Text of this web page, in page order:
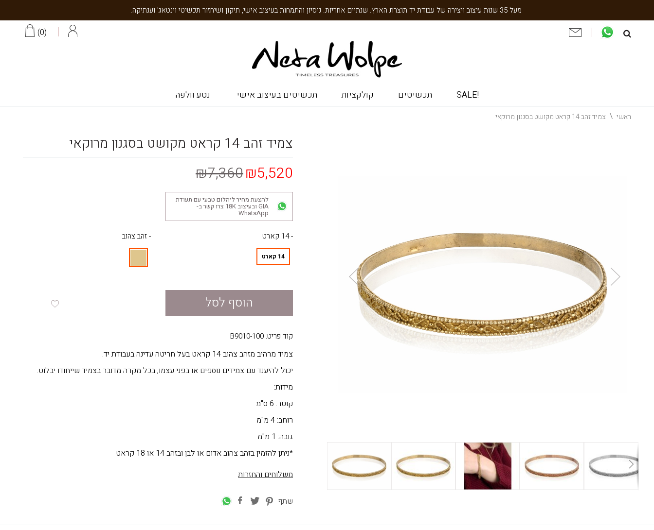
מעל 35 שנות עיצוב ויצירה של עבודת יד תוצרת הארץ. שנתיים אחריות. ניסיון והתמחות בעיצוב אישי, תיקון ושיחזור תכשיטי וינטאג' וענתיקה.
0
!SALE תכשיטים קולקציות תכשיטים בעיצוב אישי נטע וולפה
ראשי צמיד זהב 14 קראט מקושט בסגנון מרוקאי
צמיד זהב 14 קראט מקושט בסגנון מרוקאי
₪5,520
₪7,360
להצעת מחיר ליהלום טבעי עם תעודת
GIA ובעיצוב 18K צרו קשר ב-
WhatsApp
- 14 קארט
14 קארט
- זהב צהוב
הוסף לסל
קוד פריט: B9010-100
צמיד מרהיב מזהב צהוב 14 קראט בעל חריטה עדינה בעבודת יד.
יכול להיענד עם צמידים נוספים או בפני עצמו, בכל מקרה מדובר בצמיד שייחודו יבלוט.
מידות:
קוטר: 6 ס"מ
רוחב: 4 מ"מ
גובה: 1 מ"מ
*ניתן להזמין בזהב צהוב אדום או לבן ובזהב 14 או 18 קראט
משלוחים והחזרות
שתף